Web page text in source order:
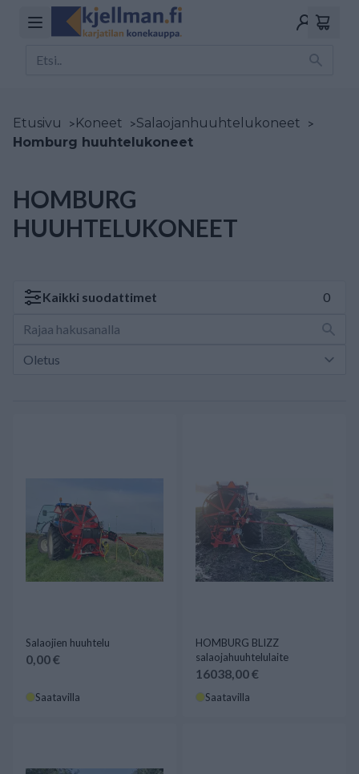
Etusivu >Koneet >Salaojanhuuhtelukoneet >
Homburg huuhtelukoneet
HOMBURG
HUUHTELUKONEET
Kaikki suodattimet 0
Salaojien huuhtelu
0,00 €
Saatavilla
HOMBURG BLIZZ
salaojahuuhtelulaite
16038,00 €
Saatavilla